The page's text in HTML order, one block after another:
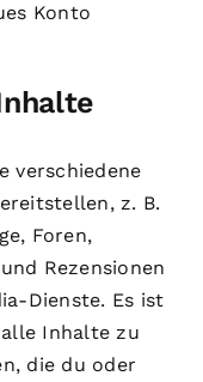
Konto
verschiedene
z. B.
Foren,
Rezensionen
Dienste. Es ist
Inhalte zu
die du oder